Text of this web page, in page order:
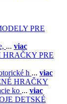
PRE
... viac
HRAČKY PRE
h ... viac
HRAČKY
ko ... viac
DETSKÉ